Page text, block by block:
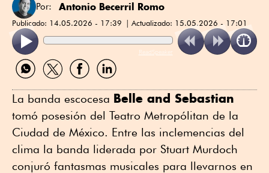
Por: Antonio Becerril Romo
Publicado: 14.05.2026 - 17:39 Actualizado: 15.05.2026 - 17:01
ReadSpeaker
Compartir
por
Compartir
por
Compartir
por
Compartir
por
La banda escocesa Belle and Sebastian
tomó posesión del Teatro Metropólitan de la
Ciudad de México. Entre las inclemencias del
clima la banda liderada por Stuart Murdoch
conjuró fantasmas musicales para llevarnos en